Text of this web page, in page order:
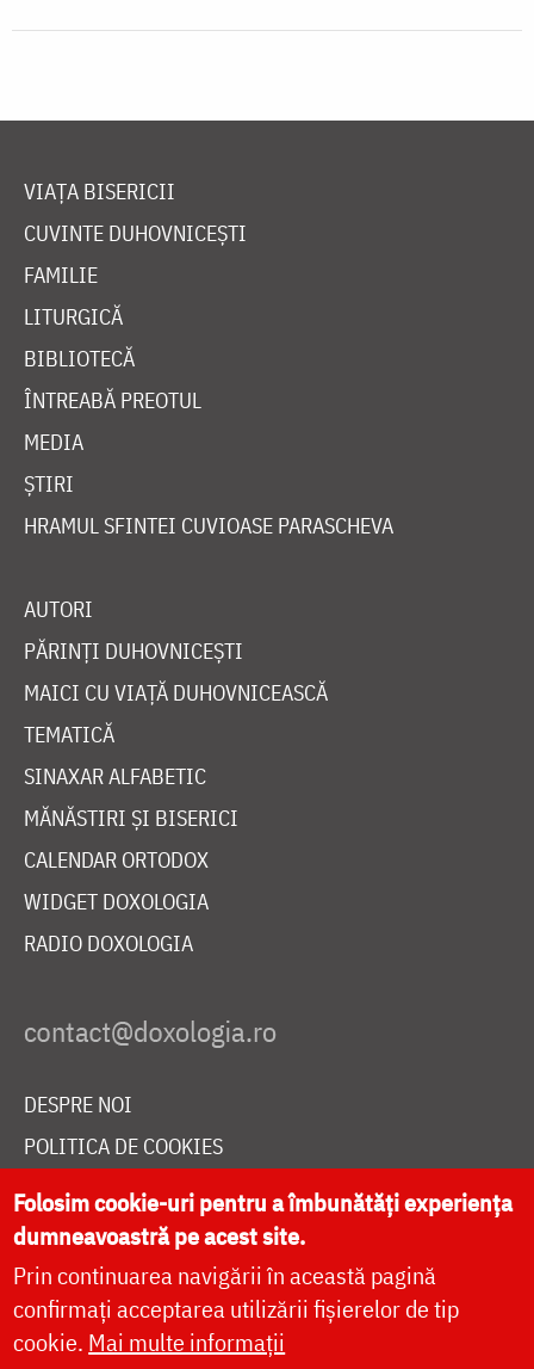
VIAȚA BISERICII
CUVINTE DUHOVNICEȘTI
FAMILIE
LITURGICĂ
BIBLIOTECĂ
ÎNTREABĂ PREOTUL
MEDIA
ȘTIRI
HRAMUL SFINTEI CUVIOASE PARASCHEVA
AUTORI
PĂRINȚI DUHOVNICEȘTI
MAICI CU VIAȚĂ DUHOVNICEASCĂ
TEMATICĂ
SINAXAR ALFABETIC
MĂNĂSTIRI ȘI BISERICI
CALENDAR ORTODOX
WIDGET DOXOLOGIA
RADIO DOXOLOGIA
DESPRE NOI
POLITICA DE COOKIES
DONEAZĂ ONLINE PENTRU CATEDRALA NAȚIONALĂ
LIVE
Folosim cookie-uri pentru a îmbunătăți experiența
dumneavoastră pe acest site.
Prin continuarea navigării în această pagină
confirmați acceptarea utilizării fișierelor de tip
cookie. Mai multe informații